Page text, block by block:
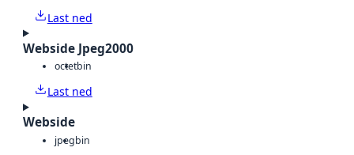
Last ned
Webside Jpeg2000
octetbin
Last ned
Webside
jpegbin